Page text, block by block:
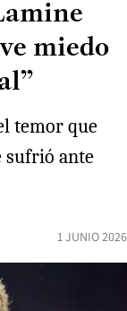
miedo
temor que
sufrió ante
1 JUNIO 2026